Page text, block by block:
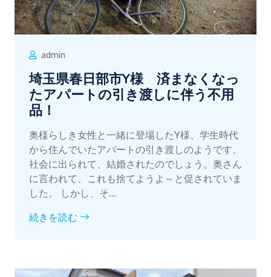
admin
埼玉県春日部市Y様 済まなくなっ
たアパートの引き渡しに伴う不用
品！
奥様らしき女性と一緒に登場したY様、学生時代
から住んでいたアパートの引き渡しのようです。
社会に出られて、結婚されたのでしょう。奥さん
に言われて、これも捨てようよ～と促されていま
した。 しかし、そ...
続きを読む